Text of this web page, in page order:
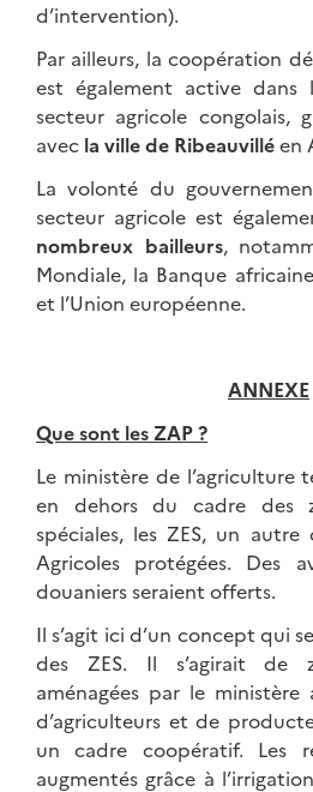
d’intervention).
Par ailleurs, la coopération
est également active dans
secteur agricole congolais,
avec la ville de Ribeauvilléen
La volonté du
secteur agricole est
nombreux bailleurs,
Mondiale, la Banque
et l’Union européenne.
ANNEXE
Que sont les ZAP ?
Le ministère de l’agriculture
en dehors du cadre des
spéciales, les ZES, un
Agricoles protégées. Des
douaniers seraient offerts.
Il s’agit ici d’un concept qui
des ZES. Il s’agirait de
aménagées par le ministère
d’agriculteurs et de
un cadre coopératif. Les
augmentés grâce à